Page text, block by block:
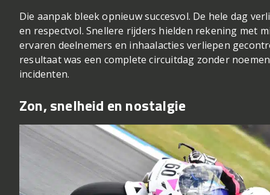
Die aanpak bleek opnieuw succesvol. De hele dag
en respectvol. Snellere rijders hielden rekening met
ervaren deelnemers en inhaalacties verliepen
resultaat was een complete circuitdag zonder
incidenten.
Zon, snelheid en nostalgie